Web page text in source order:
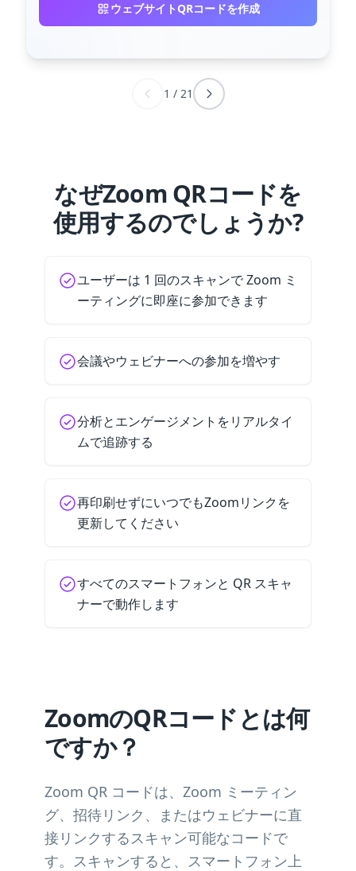
ウェブサイトQRコードを作成
1 / 21
なぜZoom QRコードを
使用するのでしょうか?
ユーザーは 1 回のスキャンで Zoom ミ
ーティングに即座に参加できます
会議やウェビナーへの参加を増やす
分析とエンゲージメントをリアルタイ
ムで追跡する
再印刷せずにいつでもZoomリンクを
更新してください
すべてのスマートフォンと QR スキャ
ナーで動作します
ZoomのQRコードとは何
ですか？
Zoom QR コードは、Zoom ミーティン
グ、招待リンク、またはウェビナーに直
接リンクするスキャン可能なコードで
す。スキャンすると、スマートフォン上